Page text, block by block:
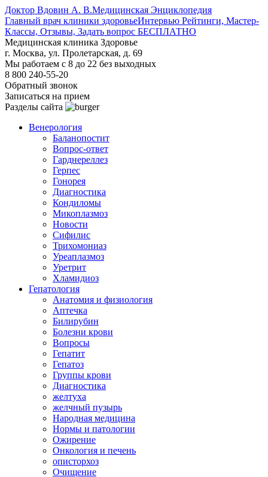
Доктор Вдовин А. В.Медицинская Энциклопедия
Главный врач клиники здоровьеИнтервью Рейтинги, Мастер-
Классы, Отзывы, Задать вопрос БЕСПЛАТНО
Медицинская клиника Здоровье
г. Москва, ул. Пролетарская, д. 69
Мы работаем с 8 до 22 без выходных
8 800 240-55-20
Обратный звонок
Записаться на прием
Разделы сайта
Венерология
Баланопостит
Вопрос-ответ
Гарднереллез
Герпес
Гонорея
Диагностика
Кондиломы
Микоплазмоз
Новости
Сифилис
Трихомониаз
Уреаплазмоз
Уретрит
Хламидиоз
Гепатология
Анатомия и физиология
Аптечка
Билирубин
Болезни крови
Вопросы
Гепатит
Гепатоз
Группы крови
Диагностика
желтуха
желчный пузырь
Народная медицина
Нормы и патологии
Ожирение
Онкология и печень
описторхоз
Очищение